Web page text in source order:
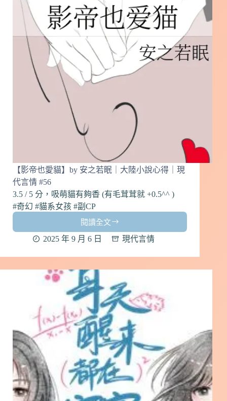
愛】
by
葉
斐
｜
原
創
言
情
【影帝也愛貓】by 安之若眠｜大陸小說心得｜現
代言情 #56
3.5 / 5 分，吸萌貓有夠香 (有毛茸茸就 +0.5^^ )
#奇幻 #貓系女孩 #副CP
閱讀全文
【影
帝
愛
貓】
安
之
若
眠
｜
大
小
說
心
得
2025 年 9 月 6 日 現代言情